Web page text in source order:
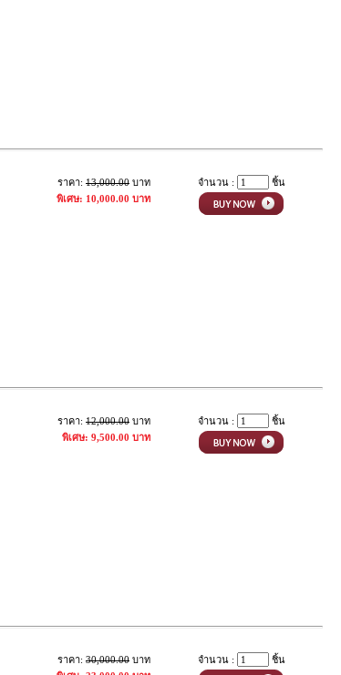
ราคา: 13,000.00 บาท
พิเศษ: 10,000.00 บาท
จำนวน : ชิ้น
ราคา: 12,000.00 บาท
พิเศษ: 9,500.00 บาท
จำนวน : ชิ้น
ราคา: 30,000.00 บาท
จำนวน : ชิ้น